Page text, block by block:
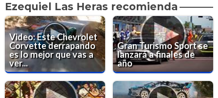
Ezequiel Las Heras recomienda
Video: Este Chevrolet
Corvette derrapando
es lo mejor que vas a
ver...
Gran Turismo Sport se
lanzará a finales de
año